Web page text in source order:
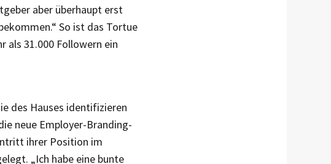
aber überhaupt erst
So ist das Tortue
als 31.000 Followern ein
des Hauses identifizieren
neue Employer-Branding-
ihrer Position im
„Ich habe eine bunte